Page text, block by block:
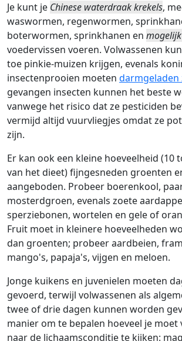
Je kunt je Chinese waterdraak krekels,
waswormen, regenwormen,
boterwormen, sprinkhanen en
voedervissen voeren. Volwassenen
toe pinkie-muizen krijgen, evenals
insectenprooien moeten darmgeladen
gevangen insecten kunnen het beste
vanwege het risico dat ze pesticiden
vermijd altijd vuurvliegjes omdat ze
zijn.
Er kan ook een kleine hoeveelheid (10
van het dieet) fijngesneden groenten
aangeboden. Probeer boerenkool,
mosterdgroen, evenals zoete
sperziebonen, wortelen en gele of
Fruit moet in kleinere hoeveelheden
dan groenten; probeer aardbeien,
mango's, papaja's, vijgen en meloen.
Jonge kuikens en juvenielen moeten
gevoerd, terwijl volwassenen als
twee of drie dagen kunnen worden
manier om te bepalen hoeveel je moet
naar de lichaamsconditie te kijken: